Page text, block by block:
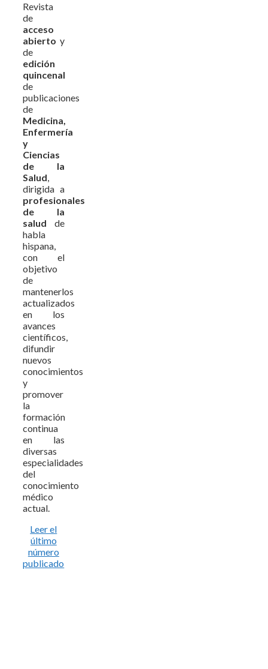
Revista
de
acceso
abierto y
de
edición
quincenal
de
publicaciones
de
Medicina,
Enfermería
y
Ciencias
de la
Salud,
dirigida a
profesionales
de la
salud de
habla
hispana,
con el
objetivo
de
mantenerlos
actualizados
en los
avances
científicos,
difundir
nuevos
conocimientos
y
promover
la
formación
continua
en las
diversas
especialidades
del
conocimiento
médico
actual.
Leer el
último
número
publicado